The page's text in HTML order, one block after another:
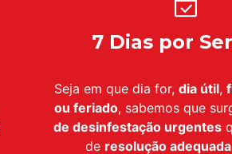
7 Dias por
Seja em que dia for, dia útil,
ou feriado, sabemos que
de desinfestação urgentes
de resolução